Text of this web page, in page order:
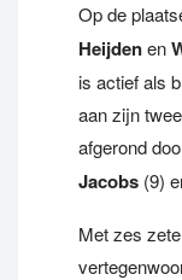
Op de
Heijdenen
is actief als
aan zijn
afgerond
Jacobs (9)
Met zes